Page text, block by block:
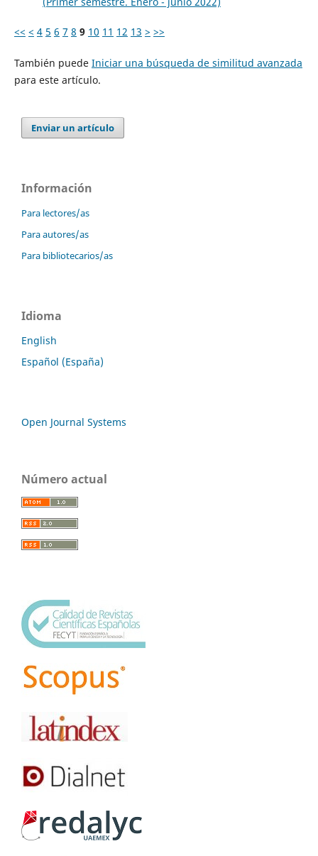
<< < 4 5 6 7 8 9 10 11 12 13 > >>
También puede Iniciar una búsqueda de similitud avanzada
para este artículo.
Enviar un artículo
Información
Para lectores/as
Para autores/as
Para bibliotecarios/as
Idioma
English
Español (España)
Open Journal Systems
Número actual